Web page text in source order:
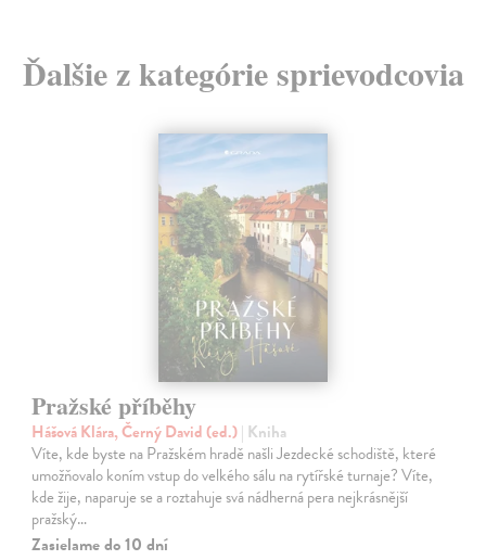
Ďalšie z kategórie sprievodcovia
Pražské příběhy
Hášová Klára, Černý David (ed.)| Kniha
Víte, kde byste na Pražském hradě našli Jezdecké schodiště, které
umožňovalo koním vstup do velkého sálu na rytířské turnaje? Víte,
kde žije, naparuje se a roztahuje svá nádherná pera nejkrásnější
pražský…
Zasielame do 10 dní